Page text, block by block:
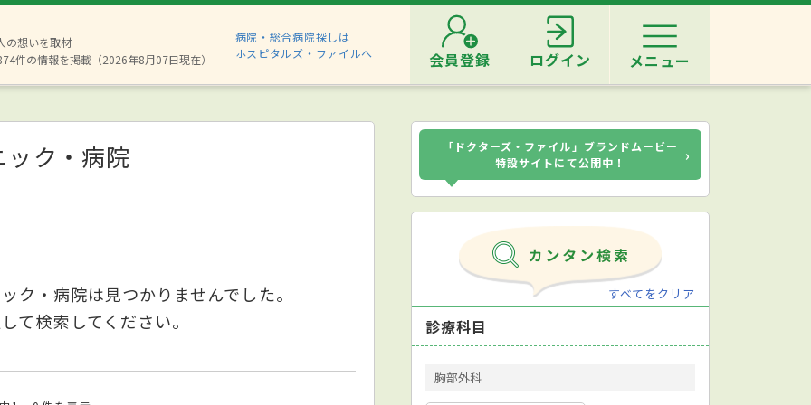
の想いを取材
件の情報を掲載（2026年8月07日現在）
病院・総合病院探しは
ホスピタルズ・ファイルへ
会員登録 ログイン メニュー
ク・病院
ク・病院は見つかりませんでした。
て検索してください。
「ドクターズ・ファイル」ブランドムービー
特設サイトにて公開中！
›
すべてをクリア
診療科目
胸部外科